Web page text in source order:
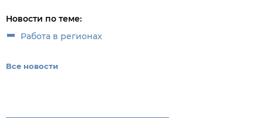
Новости по теме:
Работа в регионах
Все новости